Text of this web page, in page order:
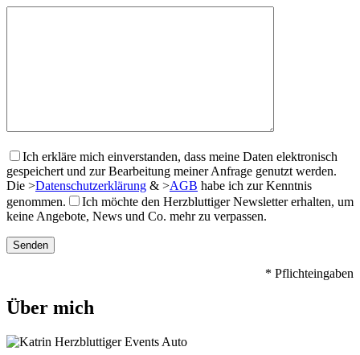
Ich erkläre mich einverstanden, dass meine Daten elektronisch
gespeichert und zur Bearbeitung meiner Anfrage genutzt werden.
Die >Datenschutzerklärung & >AGB habe ich zur Kenntnis
genommen.
Ich möchte den Herzbluttiger Newsletter erhalten, um
keine Angebote, News und Co. mehr zu verpassen.
* Pflichteingaben
Über mich